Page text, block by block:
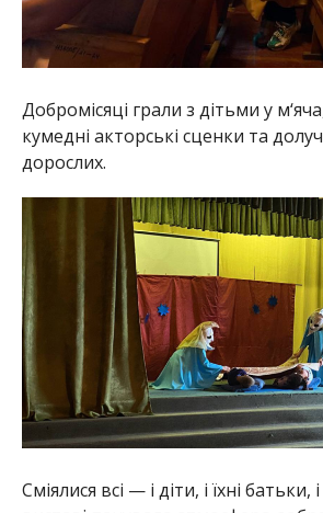
Добромісяці грали з дітьми у
кумедні акторські сценки та
дорослих.
Сміялися всі — і діти, і їхні батьки,